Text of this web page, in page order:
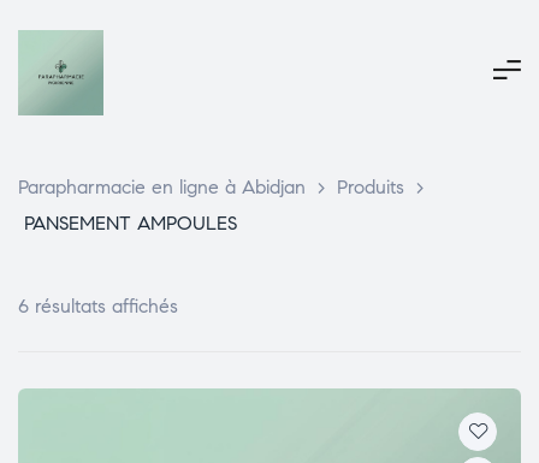
Parapharmacie en ligne à Abidjan > Produits
>
PANSEMENT AMPOULES
6 résultats affichés